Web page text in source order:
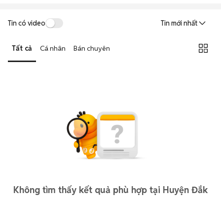
Tin có video Tin mới nhất
Tất cả Cá nhân Bán chuyên
Không tìm thấy kết quả phù hợp tại Huyện Đắk